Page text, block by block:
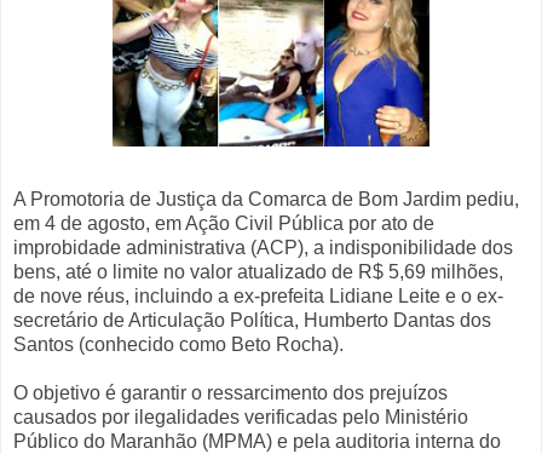
A Promotoria de Justiça da Comarca de Bom Jardim pediu,
em 4 de agosto, em Ação Civil Pública por ato de
improbidade administrativa (ACP), a indisponibilidade dos
bens, até o limite no valor atualizado de R$ 5,69 milhões,
de nove réus, incluindo a ex-prefeita Lidiane Leite e o ex-
secretário de Articulação Política, Humberto Dantas dos
Santos (conhecido como Beto Rocha).
O objetivo é garantir o ressarcimento dos prejuízos
causados por ilegalidades verificadas pelo Ministério
Público do Maranhão (MPMA) e pela auditoria interna do